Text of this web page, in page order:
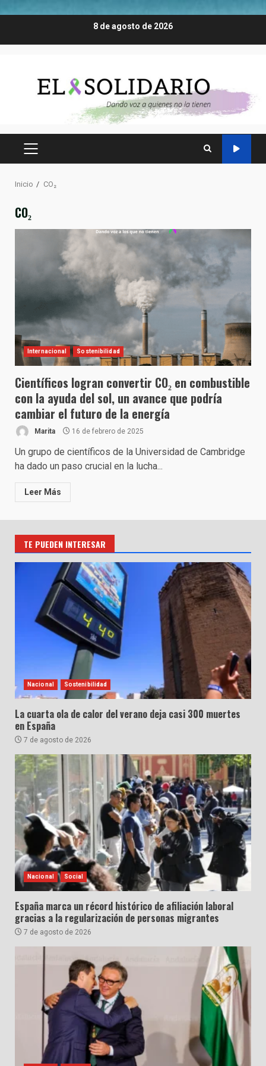
8 de agosto de 2026
MENÚ
Inicio CO₂
CO₂
Internacional Sostenibilidad
Científicos logran convertir CO₂ en combustible
con la ayuda del sol, un avance que podría
cambiar el futuro de la energía
Marita 16 de febrero de 2025
Un grupo de científicos de la Universidad de Cambridge
ha dado un paso crucial en la lucha...
Leer Más
TE PUEDEN INTERESAR
Nacional Sostenibilidad
La cuarta ola de calor del verano deja casi 300 muertes
en España
7 de agosto de 2026
Nacional Social
España marca un récord histórico de afiliación laboral
gracias a la regularización de personas migrantes
7 de agosto de 2026